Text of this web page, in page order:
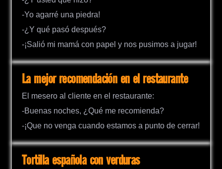
-Yo agarré una piedra!
-¿Y qué pasó después?
-¡Salió mi mamá con papel y nos pusimos a jugar!
La mejor recomendación en el restaurante
El mesero al cliente en el restaurante:
-Buenas noches, ¿Qué me recomienda?
-¡Que no venga cuando estamos a punto de cerrar!
Tortilla española con verduras